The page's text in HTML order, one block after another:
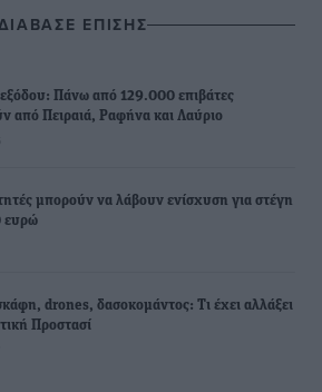
ΕΠΙΣΗΣ
Πάνω από 129.000 επιβάτες
από Πειραιά, Ραφήνα και Λαύριο
μπορούν να λάβουν ενίσχυση για στέγη
ευρώ
drones, δασοκομάντος: Τι έχει αλλάξει
Προστασί